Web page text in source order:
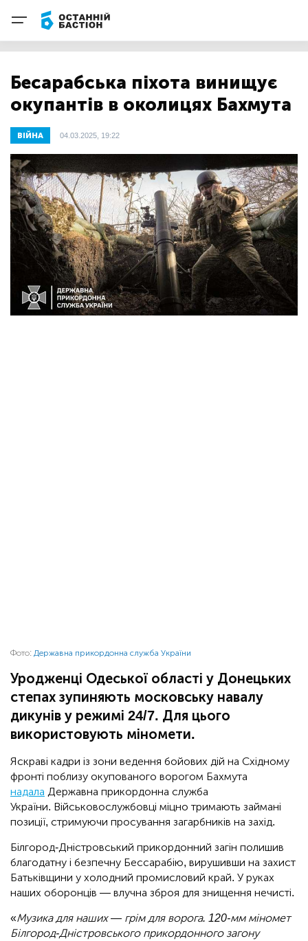
Бесарабська піхота винищує
окупантів в околицях Бахмута
ВІЙНА 04.03.2025, 19:22
Фото: Державна прикордонна служба України
Уродженці Одеської області у Донецьких
степах зупиняють московську навалу
дикунів у режимі 24/7. Для цього
використовують міномети.
Яскраві кадри із зони ведення бойових дій на Східному
фронті поблизу окупованого ворогом Бахмута
надала Державна прикордонна служба
України. Військовослужбовці міцно тримають займані
позиції, стримуючи просування загарбників на захід.
Білгород-Дністровський прикордонний загін полишив
благодатну і безпечну Бессарабію, вирушивши на захист
Батьківщини у холодний промисловий край. У руках
наших оборонців — влучна зброя для знищення нечисті.
«Музика для наших — грім для ворога. 120-мм міномет
Білгород-Дністровського прикордонного загону